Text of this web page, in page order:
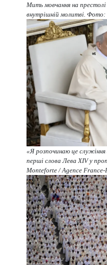
Мить мовчання на
внутрішній молитві.
«Я розпочинаю це служіння
перші слова Лева XIV у
Monteforte / Agence France-